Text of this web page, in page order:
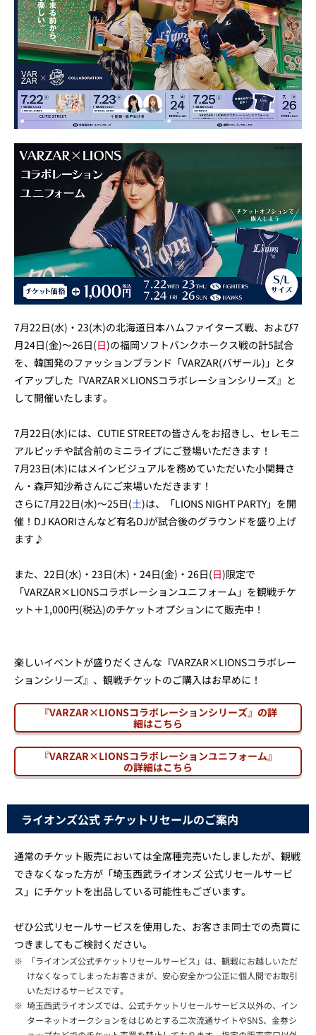
7月22日(水)・23(木)の北海道日本ハムファイターズ戦、および7
月24日(金)～26日(日)の福岡ソフトバンクホークス戦の計5試合
を、韓国発のファッションブランド「VARZAR(バザール)」とタ
イアップした『VARZAR×LIONSコラボレーションシリーズ』と
して開催いたします。
7月22日(水)には、CUTIE STREETの皆さんをお招きし、セレモニ
アルピッチや試合前のミニライブにご登場いただきます！
7月23日(木)にはメインビジュアルを務めていただいた小関舞さ
ん・森戸知沙希さんにご来場いただきます！
さらに7月22日(水)～25日(土)は、「LIONS NIGHT PARTY」を開
催！DJ KAORIさんなど有名DJが試合後のグラウンドを盛り上げ
ます♪
また、22日(水)・23日(木)・24日(金)・26日(日)限定で
「VARZAR×LIONSコラボレーションユニフォーム」を観戦チケ
ット＋1,000円(税込)のチケットオプションにて販売中！
楽しいイベントが盛りだくさんな『VARZAR×LIONSコラボレー
ションシリーズ』、観戦チケットのご購入はお早めに！
『VARZAR×LIONSコラボレーションシリーズ』の詳
細はこちら
『VARZAR×LIONSコラボレーションユニフォーム』
の詳細はこちら
ライオンズ公式 チケットリセールのご案内
通常のチケット販売においては全席種完売いたしましたが、観戦
できなくなった方が「埼玉西武ライオンズ 公式リセールサービ
ス」にチケットを出品している可能性もございます。
ぜひ公式リセールサービスを使用した、お客さま同士での売買に
つきましてもご検討ください。
※
「ライオンズ公式チケットリセールサービス」は、観戦にお越しいただ
けなくなってしまったお客さまが、安心安全かつ公正に個人間でお取引
いただけるサービスです。
※ 埼玉西武ライオンズでは、公式チケットリセールサービス以外の、イン
ターネットオークションをはじめとする二次流通サイトやSNS、金券シ